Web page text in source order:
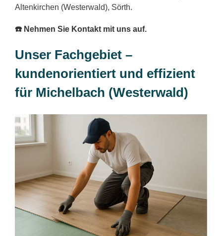
Altenkirchen (Westerwald), Sörth.
☎️ Nehmen Sie Kontakt mit uns auf.
Unser Fachgebiet –
kundenorientiert und effizient
für Michelbach (Westerwald)